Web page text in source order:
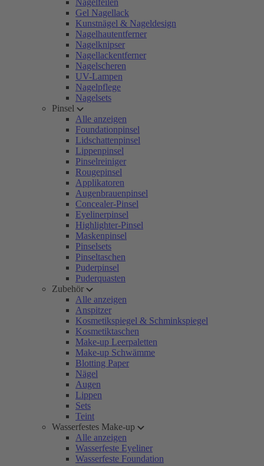
Nagelfeilen
Gel Nagellack
Kunstnägel & Nageldesign
Nagelhautentferner
Nagelknipser
Nagellackentferner
Nagelscheren
UV-Lampen
Nagelpflege
Nagelsets
Pinsel
Alle anzeigen
Foundationpinsel
Lidschattenpinsel
Lippenpinsel
Pinselreiniger
Rougepinsel
Applikatoren
Augenbrauenpinsel
Concealer-Pinsel
Eyelinerpinsel
Highlighter-Pinsel
Maskenpinsel
Pinselsets
Pinseltaschen
Puderpinsel
Puderquasten
Zubehör
Alle anzeigen
Anspitzer
Kosmetikspiegel & Schminkspiegel
Kosmetiktaschen
Make-up Leerpaletten
Make-up Schwämme
Blotting Paper
Nägel
Augen
Lippen
Sets
Teint
Wasserfestes Make-up
Alle anzeigen
Wasserfeste Eyeliner
Wasserfeste Foundation